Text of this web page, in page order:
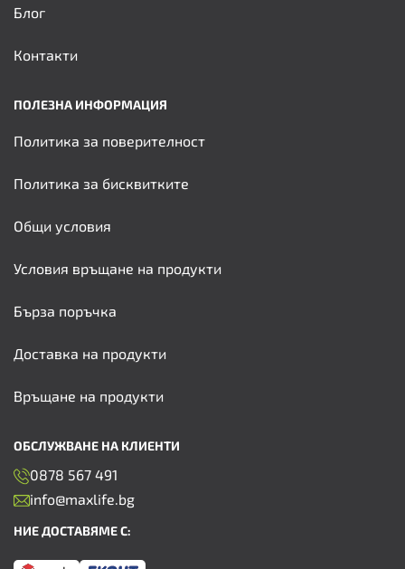
Блог
Контакти
ПОЛЕЗНА ИНФОРМАЦИЯ
Политика за поверителност
Политика за бисквитките
Общи условия
Условия връщане на продукти
Бърза поръчка
Доставка на продукти
Връщане на продукти
ОБСЛУЖВАНЕ НА КЛИЕНТИ
0878 567 491
info@maxlife.bg
НИЕ ДОСТАВЯМЕ С: